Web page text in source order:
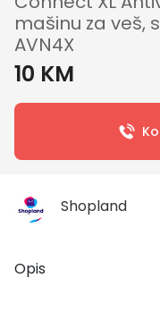
mašinu za veš,
AVN4X
10 KM
Shopland
Opis